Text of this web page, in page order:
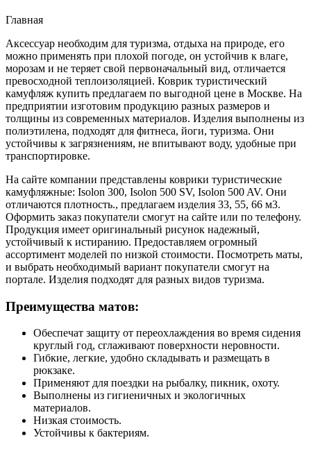
Главная
Аксессуар необходим для туризма, отдыха на природе, его
можно применять при плохой погоде, он устойчив к влаге,
морозам и не теряет свой первоначальный вид, отличается
превосходной теплоизоляцией. Коврик туристический
камуфляж купить предлагаем по выгодной цене в Москве. На
предприятии изготовим продукцию разных размеров и
толщины из современных материалов. Изделия выполнены из
полиэтилена, подходят для фитнеса, йоги, туризма. Они
устойчивы к загрязнениям, не впитывают воду, удобные при
транспортировке.
На сайте компании представлены коврики туристические
камуфляжные: Isolon 300, Isolon 500 SV, Isolon 500 AV. Они
отличаются плотность., предлагаем изделия 33, 55, 66 м3.
Оформить заказ покупатели смогут на сайте или по телефону.
Продукция имеет оригинальный рисунок надежный,
устойчивый к истиранию. Предоставляем огромный
ассортимент моделей по низкой стоимости. Посмотреть маты,
и выбрать необходимый вариант покупатели смогут на
портале. Изделия подходят для разных видов туризма.
Преимущества матов:
Обеспечат защиту от переохлаждения во время сидения
круглый год, сглаживают поверхности неровности.
Гибкие, легкие, удобно складывать и размещать в
рюкзаке.
Применяют для поездки на рыбалку, пикник, охоту.
Выполнены из гигиеничных и экологичных
материалов.
Низкая стоимость.
Устойчивы к бактериям.